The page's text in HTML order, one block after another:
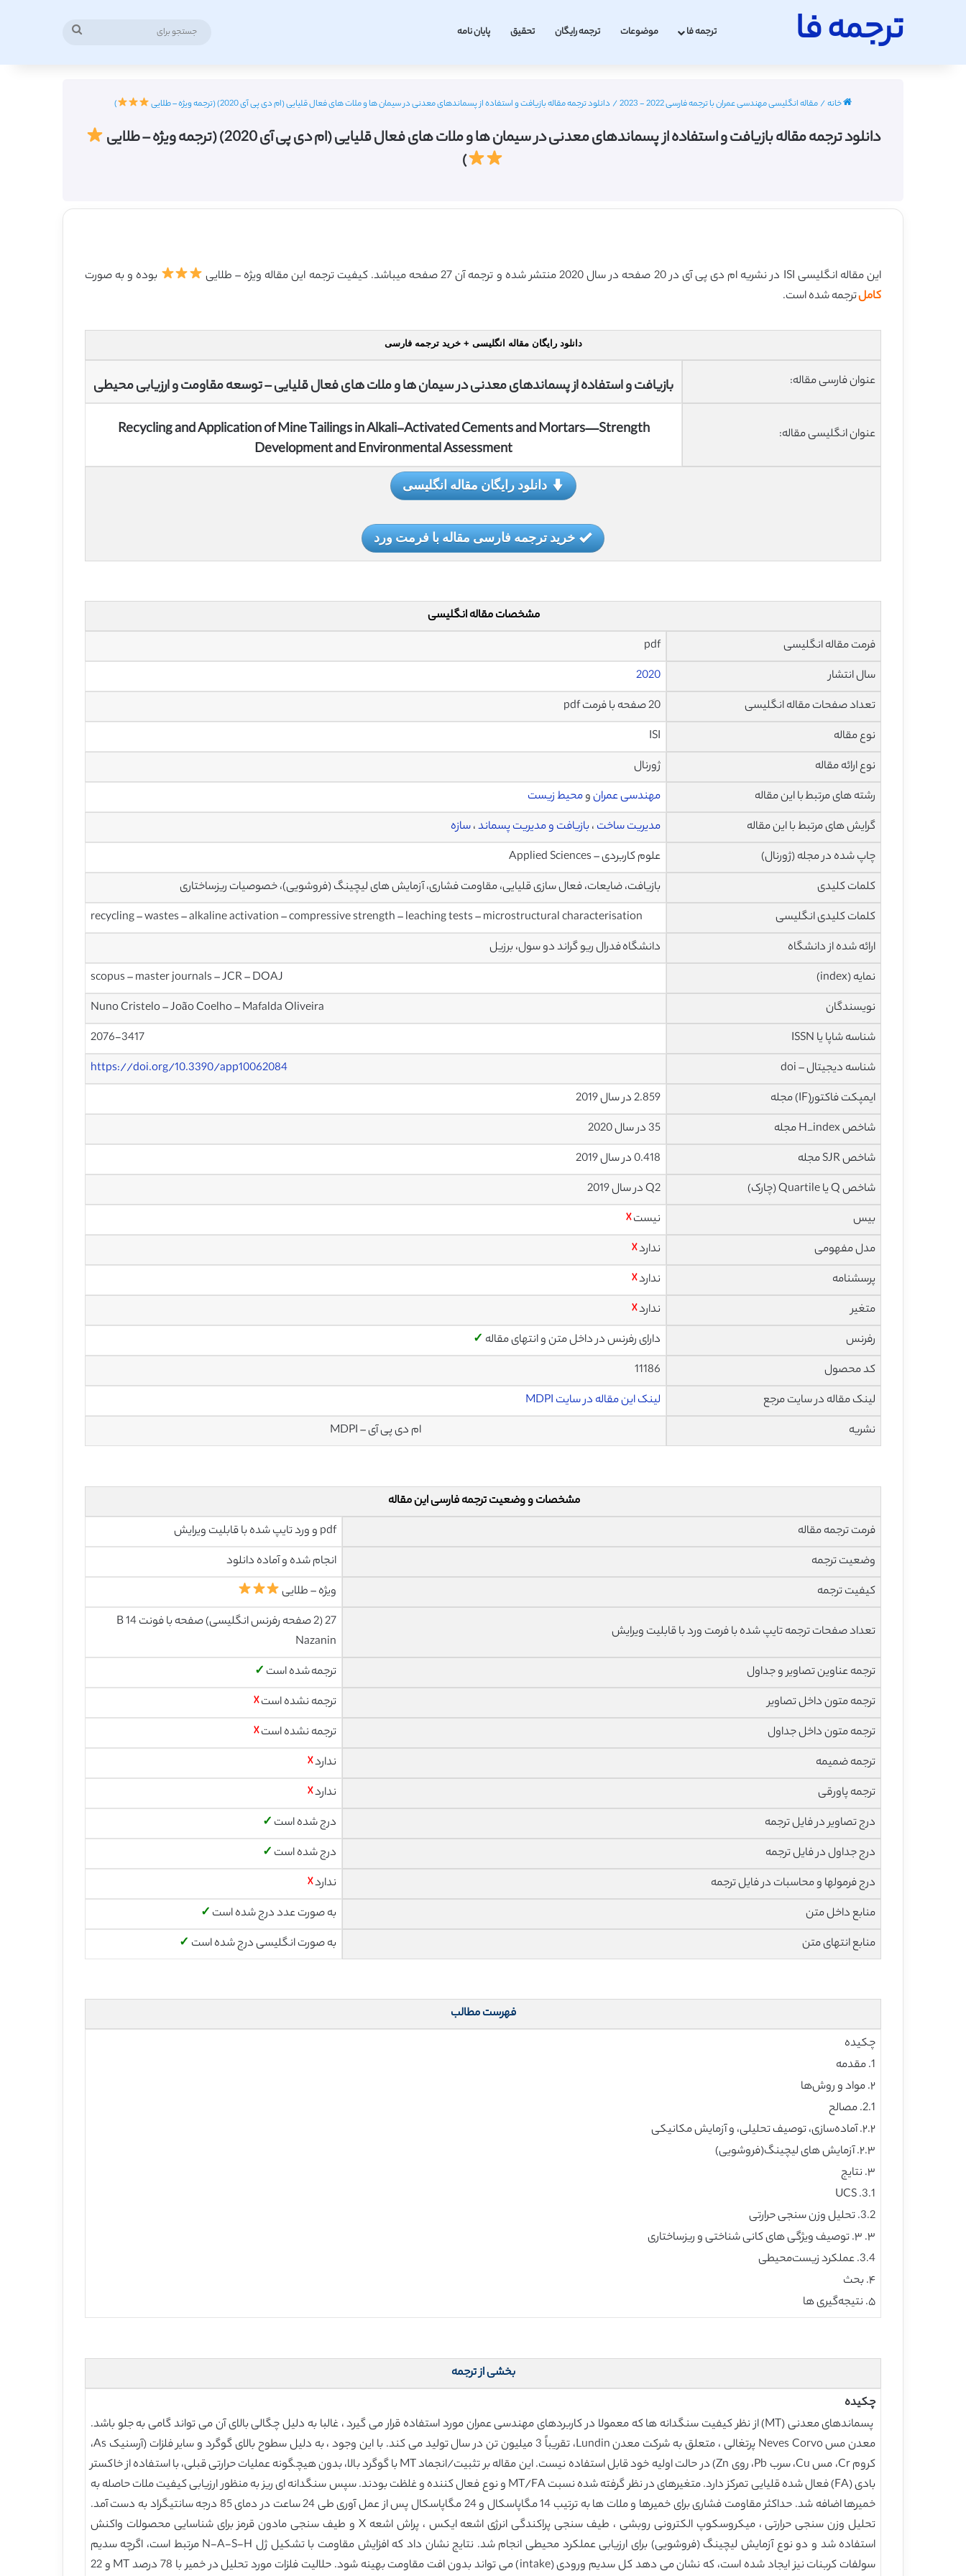
ترجمه فا ترجمه فا موضوعات ترجمه رایگان تحقیق پایان نامه
خانه/مقاله انگلیسی مهندسی عمران با ترجمه فارسی 2022 - 2023 / دانلود ترجمه مقاله بازیافت و استفاده از پسماندهای معدنی در سیمان ها و ملات های فعال قلیایی (ام دی پی آی 2020) (ترجمه ویژه – طلایی )
دانلود ترجمه مقاله بازیافت و استفاده از پسماندهای معدنی در سیمان ها و ملات های فعال قلیایی (ام دی پی آی 2020) (ترجمه ویژه – طلایی
)
این مقاله انگلیسی ISI در نشریه ام دی پی آی در 20 صفحه در سال 2020 منتشر شده و ترجمه آن 27 صفحه میباشد. کیفیت ترجمه این مقاله ویژه – طلایی
بوده و به صورت
کاملترجمه شده است.
دانلود رایگان مقاله انگلیسی + خرید ترجمه فارسی
عنوان فارسی مقاله: بازیافت و استفاده از پسماندهای معدنی در سیمان ها و ملات های فعال قلیایی – توسعه مقاومت و ارزیابی محیطی
عنوان انگلیسی مقاله:
Recycling and Application of Mine Tailings in Alkali-Activated Cements and Mortars—Strength
Development and Environmental Assessment
دانلود رایگان مقاله انگلیسی
خرید ترجمه فارسی مقاله با فرمت ورد
مشخصات مقاله انگلیسی
فرمت مقاله انگلیسی
pdf
سال انتشار
2020
تعداد صفحات مقاله انگلیسی
20 صفحه با فرمت pdf
نوع مقاله
ISI
نوع ارائه مقاله
ژورنال
رشته های مرتبط با این مقاله
مهندسی عمرانومحیط زیست
گرایش های مرتبط با این مقاله
مدیریت ساخت ،بازیافت و مدیریت پسماند،سازه
چاپ شده در مجله (ژورنال)
علوم کاربردی – Applied Sciences
کلمات کلیدی
بازیافت، ضایعات، فعال سازی قلیایی، مقاومت فشاری، آزمایش های لیچینگ (فروشویی)، خصوصیات ریزساختاری
کلمات کلیدی انگلیسی
recycling – wastes – alkaline activation – compressive strength – leaching tests – microstructural characterisation
ارائه شده از دانشگاه
دانشگاه فدرال ریو گراند دو سول، برزیل
نمایه (index)
scopus – master journals – JCR – DOAJ
نویسندگان
Nuno Cristelo – João Coelho – Mafalda Oliveira
شناسه شاپا یا ISSN
2076-3417
شناسه دیجیتال – doi
https://doi.org/10.3390/app10062084
ایمپکت فاکتور(IF) مجله
2.859 در سال 2019
شاخص H_index مجله
35 در سال 2020
شاخص SJR مجله
0.418 در سال 2019
شاخص Q یا Quartile (چارک)
Q2 در سال 2019
بیس
نیست☓
مدل مفهومی
ندارد☓
پرسشنامه
ندارد☓
متغیر
ندارد☓
رفرنس
دارای رفرنس در داخل متن و انتهای مقاله ✓
کد محصول
11186
لینک مقاله در سایت مرجع
لینک این مقاله در سایت MDPI
نشریه
ام دی پی آی – MDPI
مشخصات و وضعیت ترجمه فارسی این مقاله
فرمت ترجمه مقاله
pdf و ورد تایپ شده با قابلیت ویرایش
وضعیت ترجمه
انجام شده و آماده دانلود
کیفیت ترجمه
ویژه – طلایی
تعداد صفحات ترجمه تایپ شده با فرمت ورد با قابلیت ویرایش
27 (2 صفحه رفرنس انگلیسی) صفحه با فونت 14 B
Nazanin
ترجمه عناوین تصاویر و جداول
ترجمه شده است ✓
ترجمه متون داخل تصاویر
ترجمه نشده است☓
ترجمه متون داخل جداول
ترجمه نشده است☓
ترجمه ضمیمه
ندارد☓
ترجمه پاورقی
ندارد☓
درج تصاویر در فایل ترجمه
درج شده است ✓
درج جداول در فایل ترجمه
درج شده است ✓
درج فرمولها و محاسبات در فایل ترجمه
ندارد☓
منابع داخل متن
به صورت عدد درج شده است ✓
منابع انتهای متن
به صورت انگلیسی درج شده است ✓
فهرست مطالب
چکیده
1. مقدمه
۲. مواد و روش‌ها
2.1. مصالح
۲.۲. آماده‌سازی، توصیف تحلیلی، و آزمایش مکانیکی
۲.۳. آزمایش های لیچینگ(فروشویی)
۳. نتایج
3.1. UCS
3.2. تحلیل وزن سنجی حرارتی
۳. ۳. توصیف ویژگی های کانی شناختی و ریزساختاری
3.4. عملکرد زیست‌محیطی
۴. بحث
۵. نتیجه‌گیری ها
بخشی از ترجمه
چکیده
پسماندهای معدنی (MT) از نظر کیفیت سنگدانه ها که معمولا در کاربردهای مهندسی عمران مورد استفاده قرار می گیرد ، غالبا به دلیل چگالی بالای آن می تواند گامی به جلو باشد.
معدن مس Neves Corvo پرتغالی ، متعلق به شرکت معدن Lundin، تقریباً 3 میلیون تن در سال تولید می کند. با این وجود ، به دلیل سطوح بالای گوگرد و سایر فلزات (آرسنیک As،
کروم Cr، مس Cu، سرب Pb، روی Zn) در حالت اولیه خود قابل استفاده نیست. این مقاله بر تثبیت/انجماد MT با گوگرد بالا، بدون هیچگونه عملیات حرارتی قبلی، با استفاده از خاکستر
بادی (FA) فعال شده قلیایی تمرکز دارد. متغیرهای در نظر گرفته شده نسبت MT/FA و نوع فعال کننده و غلظت بودند. سپس سنگدانه ای ریز به منظور ارزیابی کیفیت ملات حاصله به
خمیرها اضافه شد. حداکثر مقاومت فشاری برای خمیرها و ملات ها به ترتیب 14 مگاپاسکال و 24 مگاپاسکال پس از عمل آوری طی 24 ساعت در دمای 85 درجه سانتیگراد به دست آمد.
تحلیل وزن سنجی حرارتی ، میکروسکوپ الکترونی روبشی ، طیف سنجی پراکندگی انرژی اشعه ایکس ، پراش اشعه X و طیف سنجی مادون قرمز برای شناسایی محصولات واکنش
استفاده شد و دو نوع آزمایش لیچینگ (فروشویی) برای ارزیابی عملکرد محیطی انجام شد. نتایج نشان داد که افزایش مقاومت با تشکیل ژل N-A-S-H مرتبط است، اگرچه سدیم
سولفات کربنات نیز ایجاد شده است، که نشان می دهد کل سدیم ورودی (intake) می تواند بدون افت مقاومت بهینه شود. حلالیت فلزات مورد تحلیل در خمیر با 78 درصد MT و 22